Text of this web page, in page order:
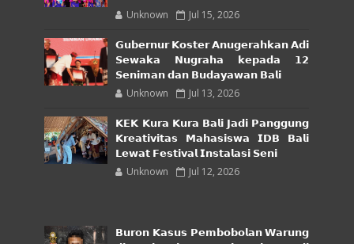
Unknown Jul 15, 2026
𝗚𝘂𝗯𝗲𝗿𝗻𝘂𝗿 𝗞𝗼𝘀𝘁𝗲𝗿 𝗔𝗻𝘂𝗴𝗲𝗿𝗮𝗵𝗸𝗮𝗻 𝗔𝗱𝗶
𝗦𝗲𝘄𝗮𝗸𝗮 𝗡𝘂𝗴𝗿𝗮𝗵𝗮 𝗸𝗲𝗽𝗮𝗱𝗮 𝟭𝟮
𝗦𝗲𝗻𝗶𝗺𝗮𝗻 𝗱𝗮𝗻 𝗕𝘂𝗱𝗮𝘆𝗮𝘄𝗮𝗻 𝗕𝗮𝗹𝗶
Unknown Jul 13, 2026
𝗞𝗘𝗞 𝗞𝘂𝗿𝗮 𝗞𝘂𝗿𝗮 𝗕𝗮𝗹𝗶 𝗝𝗮𝗱𝗶 𝗣𝗮𝗻𝗴𝗴𝘂𝗻𝗴
𝗞𝗿𝗲𝗮𝘁𝗶𝘃𝗶𝘁𝗮𝘀 𝗠𝗮𝗵𝗮𝘀𝗶𝘀𝘄𝗮 𝗜𝗗𝗕 𝗕𝗮𝗹𝗶
𝗟𝗲𝘄𝗮𝘁 𝗙𝗲𝘀𝘁𝗶𝘃𝗮𝗹 𝗜𝗻𝘀𝘁𝗮𝗹𝗮𝘀𝗶 𝗦𝗲𝗻𝗶
Unknown Jul 12, 2026
𝗕𝘂𝗿𝗼𝗻 𝗞𝗮𝘀𝘂𝘀 𝗣𝗲𝗺𝗯𝗼𝗯𝗼𝗹𝗮𝗻 𝗪𝗮𝗿𝘂𝗻𝗴